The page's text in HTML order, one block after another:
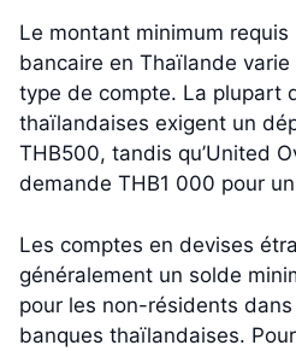
Le montant minimum
bancaire en Thaïlande
type de compte. La plupart
thaïlandaises exigent un
THB500, tandis qu’United
demande THB1 000 pour
Les comptes en devises
généralement un solde
pour les non-résidents
banques thaïlandaises.